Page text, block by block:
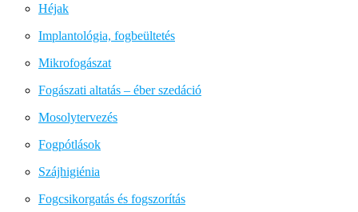
Héjak
Implantológia, fogbeültetés
Mikrofogászat
Fogászati altatás – éber szedáció
Mosolytervezés
Fogpótlások
Szájhigiénia
Fogcsikorgatás és fogszorítás